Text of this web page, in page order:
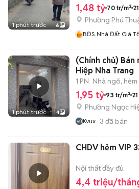
1 phút trước 6
1,48 tỷ 70 tr/m²
Phường Phú
BĐS Nhà Đất Giá
1 phút trước 4
(Chính chủ) Bán
Hiệp Nha Trang
1 PN Nhà ngõ, hẻm
1,95 tỷ 93 tr/m²
Phường Ngọc
Kvux 3 đã bán
CHDV hẻm VIP
Nội thất đầy đủ
4,4 triệu/